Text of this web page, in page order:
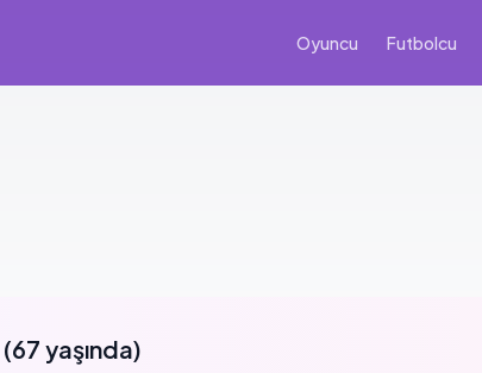
Oyuncu Futbolcu
(67 yaşında)